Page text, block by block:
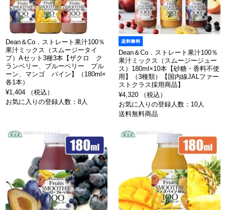
Dean＆Co．ストレート果汁100％
果汁ミックス（スムージータイ
プ）Aセット3種3本【ザクロ ク
ランベリー、ブルーベリー プル
ーン、マンゴ パイン】（180ml×
各1本）
¥1,404 （税込）
お気に入りの登録人数：8人
Dean＆Co．ストレート果汁100％
果汁ミックス（スムージージュー
ス）180ml×10本【砂糖・香料不使
用】（3種類）【国内線JALファー
ストクラス採用商品】
¥4,320 （税込）
お気に入りの登録人数：10人
送料無料商品